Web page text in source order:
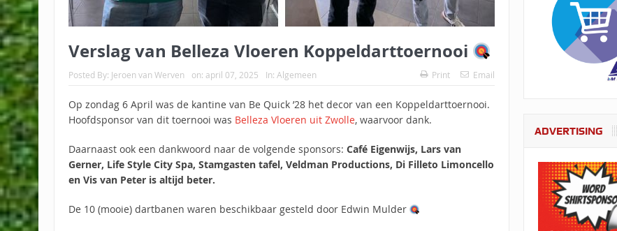
Verslag van Belleza Vloeren Koppeldarttoernooi
Posted By: Jeroen van Werven on: april 07, 2025 In: Algemeen Print Email
Op zondag 6 April was de kantine van Be Quick ’28 het decor van een Koppeldarttoernooi.
Hoofdsponsor van dit toernooi was Belleza Vloeren uit Zwolle, waarvoor dank.
Daarnaast ook een dankwoord naar de volgende sponsors: Café Eigenwijs, Lars van
Gerner, Life Style City Spa, Stamgasten tafel, Veldman Productions, Di Filleto Limoncello
en Vis van Peter is altijd beter.
De 10 (mooie) dartbanen waren beschikbaar gesteld door Edwin Mulder
ADVERTISING